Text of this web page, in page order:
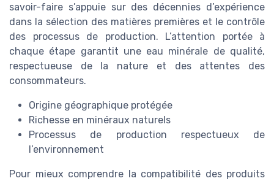
savoir-faire s’appuie sur des décennies d’expérience
dans la sélection des matières premières et le contrôle
des processus de production. L’attention portée à
chaque étape garantit une eau minérale de qualité,
respectueuse de la nature et des attentes des
consommateurs.
Origine géographique protégée
Richesse en minéraux naturels
Processus de production respectueux de
l’environnement
Pour mieux comprendre la compatibilité des produits